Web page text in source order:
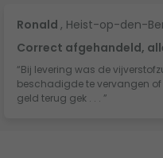
Ronald , Heist-op-den-
Correct afgehandeld,
“Bij levering was de
beschadigde te vervangen
geld terug gek . . . ”